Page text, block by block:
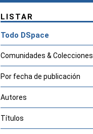
LISTAR
Todo DSpace
Comunidades & Colecciones
Por fecha de publicación
Autores
Títulos